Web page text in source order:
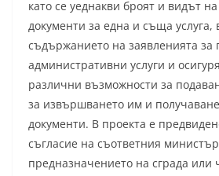
като се уеднакви броят и видът
документи за една и съща услуга,
съдържанието на заявленията за
административни услуги и
различни възможности за
за извършването им и
документи. В проекта е
съгласие на съответния
предназначението на сграда или